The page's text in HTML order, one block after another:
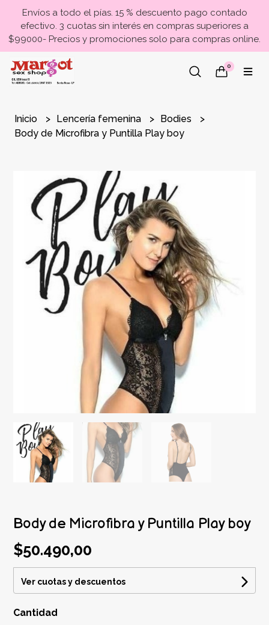
Envíos a todo el pías. 15 % descuento pago contado
efectivo. 3 cuotas sin interés en compras superiores a
$99000- Precios y promociones solo para compras online.
0
Inicio Lencería femenina
Bodies
Body de Microfibra y Puntilla Play boy
Body de Microfibra y Puntilla Play boy
$50.490,00
Ver cuotas y descuentos
Cantidad